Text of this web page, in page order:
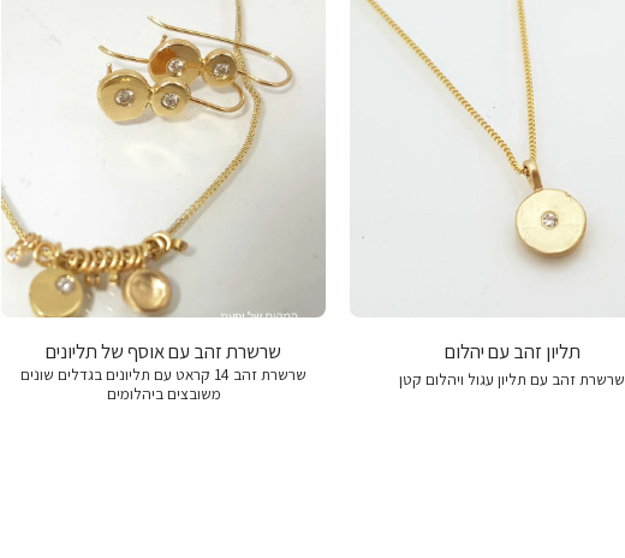
תליון זהב עם יהלום
שרשרת זהב עם תליון עגול ויהלום קטן
שרשרת זהב עם אוסף של תליונים
שרשרת זהב 14 קראט עם תליונים בגדלים שונים
משובצים ביהלומים